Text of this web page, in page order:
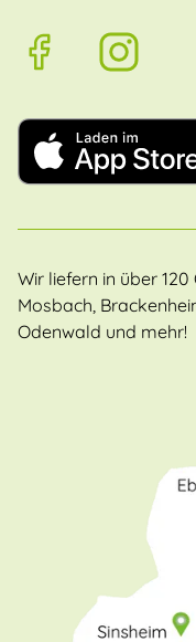
Wir liefern in über
Mosbach,
Odenwald und mehr!